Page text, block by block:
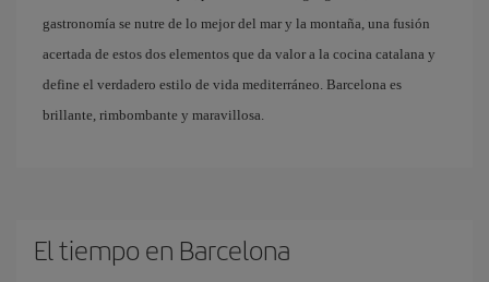
gastronomía se nutre de lo mejor del mar y la montaña, una fusión
acertada de estos dos elementos que da valor a la cocina catalana y
define el verdadero estilo de vida mediterráneo. Barcelona es
brillante, rimbombante y maravillosa.
El tiempo en Barcelona